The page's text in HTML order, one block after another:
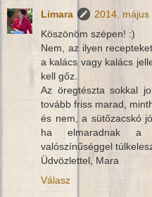
Limara
2014.
Köszönöm szépen! :)
Nem, az ilyen
a kalács vagy kalács
kell gőz.
Az öregtészta sokkal
tovább friss marad,
és nem, a sütőzacskó
ha elmaradnak a
valószínűséggel
Üdvözlettel, Mara
Válasz